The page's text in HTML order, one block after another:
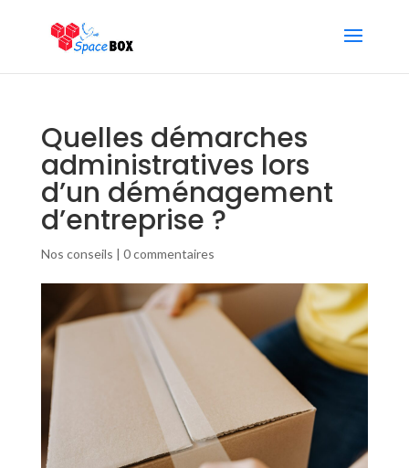
Quelles démarches
administratives lors
d’un déménagement
d’entreprise ?
Nos conseils | 0 commentaires